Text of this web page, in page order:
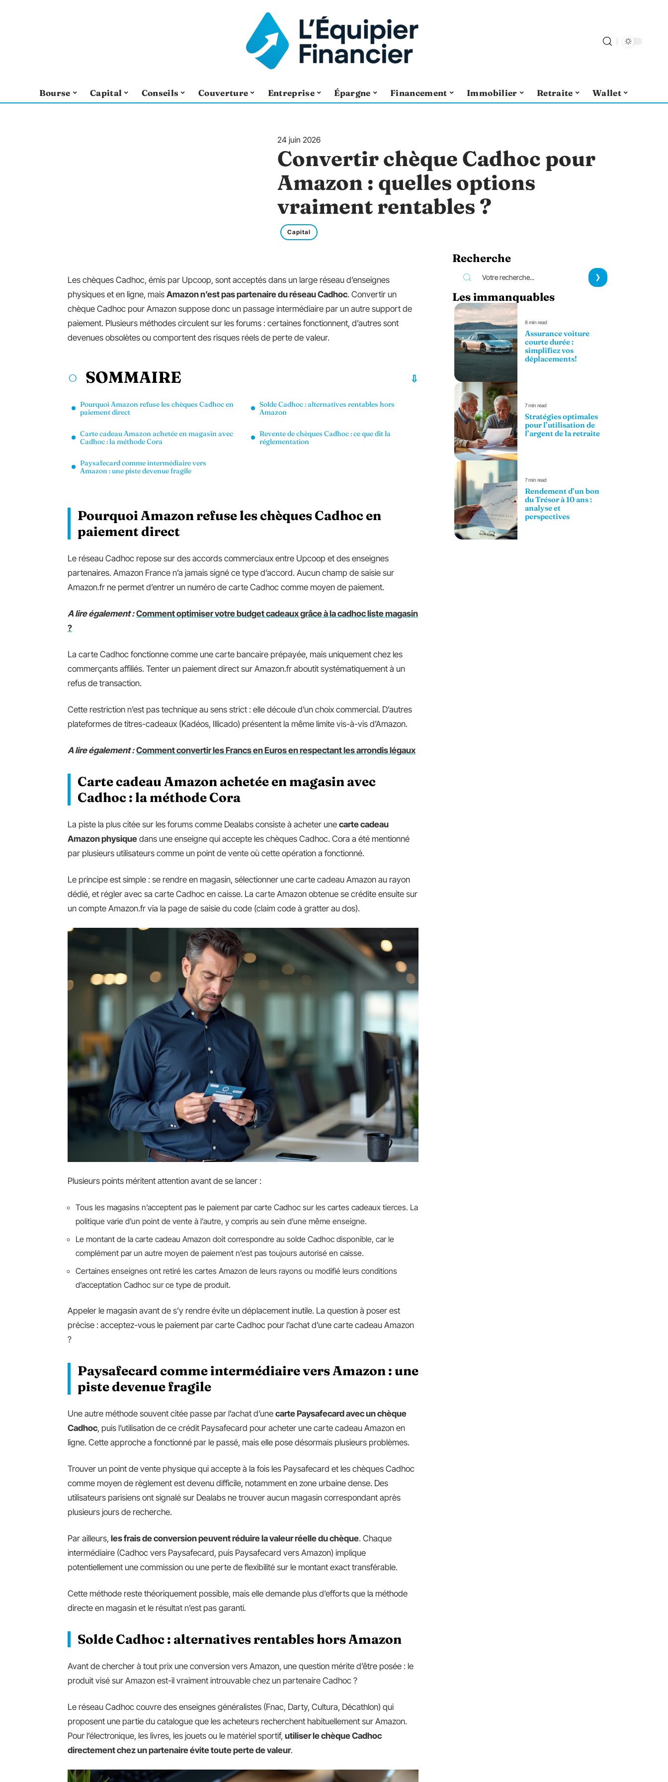
Bourse Capital Conseils Couverture Entreprise Épargne Financement Immobilier Retraite Wallet
24 juin 2026
Convertir chèque Cadhoc pour
Amazon : quelles options
vraiment rentables ?
Capital
Les chèques Cadhoc, émis par Upcoop, sont acceptés dans un large réseau d’enseignes
physiques et en ligne, mais Amazon n’est pas partenaire du réseau Cadhoc. Convertir un
chèque Cadhoc pour Amazon suppose donc un passage intermédiaire par un autre support de
paiement. Plusieurs méthodes circulent sur les forums : certaines fonctionnent, d’autres sont
devenues obsolètes ou comportent des risques réels de perte de valeur.
SOMMAIRE
Pourquoi Amazon refuse les chèques Cadhoc en
paiement direct
Carte cadeau Amazon achetée en magasin avec
Cadhoc : la méthode Cora
Paysafecard comme intermédiaire vers
Amazon : une piste devenue fragile
Solde Cadhoc : alternatives rentables hors
Amazon
Revente de chèques Cadhoc : ce que dit la
réglementation
Pourquoi Amazon refuse les chèques Cadhoc en
paiement direct
Le réseau Cadhoc repose sur des accords commerciaux entre Upcoop et des enseignes
partenaires. Amazon France n’a jamais signé ce type d’accord. Aucun champ de saisie sur
Amazon.fr ne permet d’entrer un numéro de carte Cadhoc comme moyen de paiement.
A lire également : Comment optimiser votre budget cadeaux grâce à la cadhoc liste magasin
?
La carte Cadhoc fonctionne comme une carte bancaire prépayée, mais uniquement chez les
commerçants affiliés. Tenter un paiement direct sur Amazon.fr aboutit systématiquement à un
refus de transaction.
Cette restriction n’est pas technique au sens strict : elle découle d’un choix commercial. D’autres
plateformes de titres-cadeaux (Kadéos, Illicado) présentent la même limite vis-à-vis d’Amazon.
A lire également : Comment convertir les Francs en Euros en respectant les arrondis légaux
Carte cadeau Amazon achetée en magasin avec
Cadhoc : la méthode Cora
La piste la plus citée sur les forums comme Dealabs consiste à acheter une carte cadeau
Amazon physique dans une enseigne qui accepte les chèques Cadhoc. Cora a été mentionné
par plusieurs utilisateurs comme un point de vente où cette opération a fonctionné.
Le principe est simple : se rendre en magasin, sélectionner une carte cadeau Amazon au rayon
dédié, et régler avec sa carte Cadhoc en caisse. La carte Amazon obtenue se crédite ensuite sur
un compte Amazon.fr via la page de saisie du code (claim code à gratter au dos).
Plusieurs points méritent attention avant de se lancer :
Tous les magasins n’acceptent pas le paiement par carte Cadhoc sur les cartes cadeaux tierces. La
politique varie d’un point de vente à l’autre, y compris au sein d’une même enseigne.
Le montant de la carte cadeau Amazon doit correspondre au solde Cadhoc disponible, car le
complément par un autre moyen de paiement n’est pas toujours autorisé en caisse.
Certaines enseignes ont retiré les cartes Amazon de leurs rayons ou modifié leurs conditions
d’acceptation Cadhoc sur ce type de produit.
Appeler le magasin avant de s’y rendre évite un déplacement inutile. La question à poser est
précise : acceptez-vous le paiement par carte Cadhoc pour l’achat d’une carte cadeau Amazon
?
Paysafecard comme intermédiaire vers Amazon : une
piste devenue fragile
Une autre méthode souvent citée passe par l’achat d’une carte Paysafecard avec un chèque
Cadhoc, puis l’utilisation de ce crédit Paysafecard pour acheter une carte cadeau Amazon en
ligne. Cette approche a fonctionné par le passé, mais elle pose désormais plusieurs problèmes.
Trouver un point de vente physique qui accepte à la fois les Paysafecard et les chèques Cadhoc
comme moyen de règlement est devenu difficile, notamment en zone urbaine dense. Des
utilisateurs parisiens ont signalé sur Dealabs ne trouver aucun magasin correspondant après
plusieurs jours de recherche.
Par ailleurs, les frais de conversion peuvent réduire la valeur réelle du chèque. Chaque
intermédiaire (Cadhoc vers Paysafecard, puis Paysafecard vers Amazon) implique
potentiellement une commission ou une perte de flexibilité sur le montant exact transférable.
Cette méthode reste théoriquement possible, mais elle demande plus d’efforts que la méthode
directe en magasin et le résultat n’est pas garanti.
Solde Cadhoc : alternatives rentables hors Amazon
Avant de chercher à tout prix une conversion vers Amazon, une question mérite d’être posée : le
produit visé sur Amazon est-il vraiment introuvable chez un partenaire Cadhoc ?
Le réseau Cadhoc couvre des enseignes généralistes (Fnac, Darty, Cultura, Décathlon) qui
proposent une partie du catalogue que les acheteurs recherchent habituellement sur Amazon.
Pour l’électronique, les livres, les jouets ou le matériel sportif, utiliser le chèque Cadhoc
directement chez un partenaire évite toute perte de valeur.
Recherche
Les immanquables
8 min read
Assurance voiture
courte durée :
simplifiez vos
déplacements!
7 min read
Stratégies optimales
pour l’utilisation de
l’argent de la retraite
7 min read
Rendement d’un bon
du Trésor à 10 ans :
analyse et
perspectives